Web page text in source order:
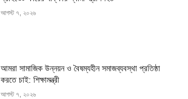
আগস্ট ৭, ২০২৬
আমরা সামাজিক উন্নয়ন ও বৈষম্যহীন সমাজব্যবস্থা প্রতিষ্ঠা
করতে চাই: শিক্ষামন্ত্রী
আগস্ট ৭, ২০২৬